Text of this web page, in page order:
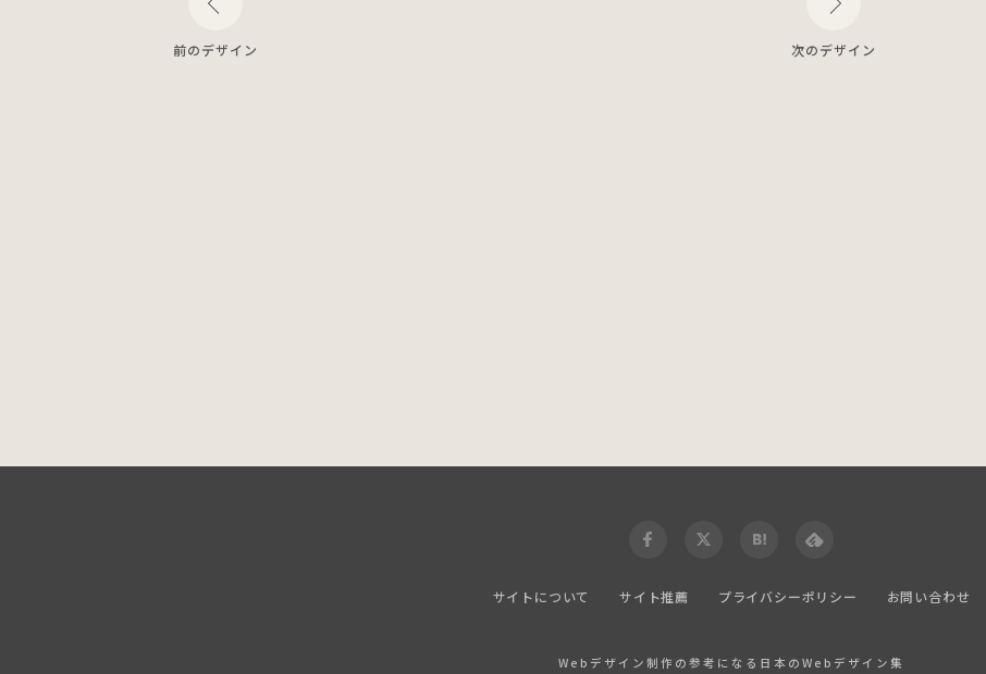
サイトについて サイト推薦 プライバシーポリシー お問い合わせ
Webデザイン制作の参考になる日本のWebデザイン集